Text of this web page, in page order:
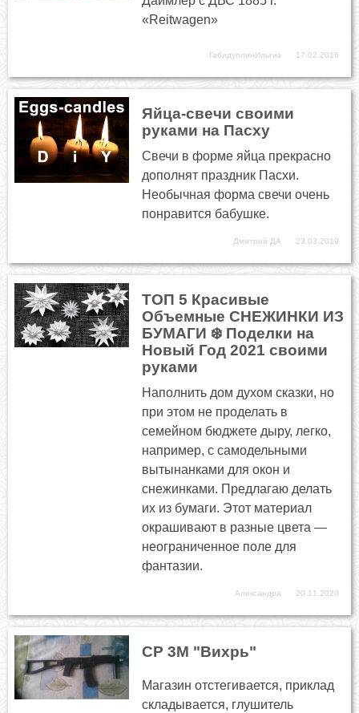
«Reitwagen»
ГабидуллинИльгиз 17.02.2016
Яйца-свечи своими
руками на Пасху
Свечи в форме яйца прекрасно
дополнят праздник Пасхи.
Необычная форма свечи очень
понравится бабушке.
Дмитрий ДА 23.03.2019
ТОП 5 Красивые
Объемные СНЕЖИНКИ ИЗ
БУМАГИ ❄️ Поделки на
Новый Год 2021 своими
руками
Наполнить дом духом сказки, но
при этом не проделать в
семейном бюджете дыру, легко,
например, с самодельными
вытынанками для окон и
снежинками. Предлагаю делать
их из бумаги. Этот материал
окрашивают в разные цвета —
неограниченное поле для
фантазии.
Александра 20.11.2020
СР 3М "Вихрь"
Магазин отстегивается, приклад
складывается, глушитель